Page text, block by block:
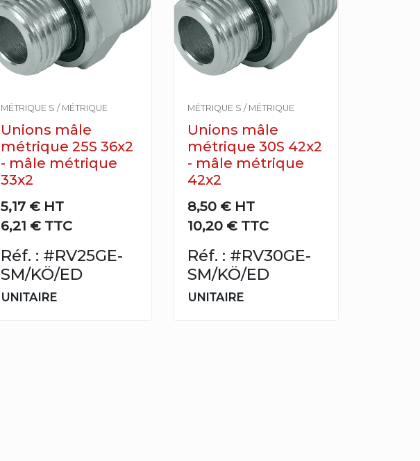
MÉTRIQUE S / MÉTRIQUE
Unions mâle
métrique 25S 36x2
- mâle métrique
33x2
5,17 € HT
6,21 € TTC
Réf. : #RV25GE-
SM/KÖ/ED
UNITAIRE
MÉTRIQUE S / MÉTRIQUE
Unions mâle
métrique 30S 42x2
- mâle métrique
42x2
8,50 € HT
10,20 € TTC
Réf. : #RV30GE-
SM/KÖ/ED
UNITAIRE